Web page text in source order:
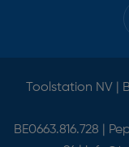
Toolstation NV |
BE0663.816.728 |